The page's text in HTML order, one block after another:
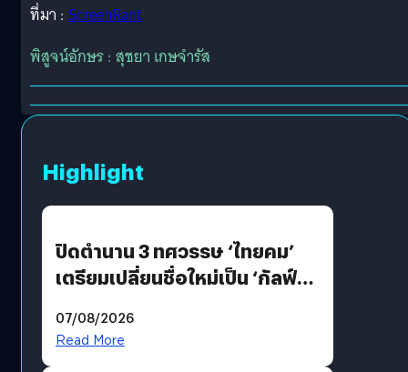
ที่มา : ScreenRant
พิสูจน์อักษร : สุชยา เกษจำรัส
Highlight
ปิดตำนาน 3 ทศวรรษ ‘ไทยคม’
เตรียมเปลี่ยนชื่อใหม่เป็น ‘กัลฟ์
อวกาศเต็มสูบ
07/08/2026
Read More